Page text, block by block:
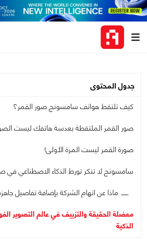
جدول المحتوى
كيف تلتقط هواتف سامسونج صور القمر؟
صور القمر الملتقطة بعدسة هاتفك ليست
صورة القمر ليست المرة الأولى!
سامسونج لا تنكر تورط الذكاء الاصطناعي في
ماذا عن اتهام الشركة بإضافة تفاصيل
معضلة الحقيقة والتزييف في عالم التصوير
الذكية